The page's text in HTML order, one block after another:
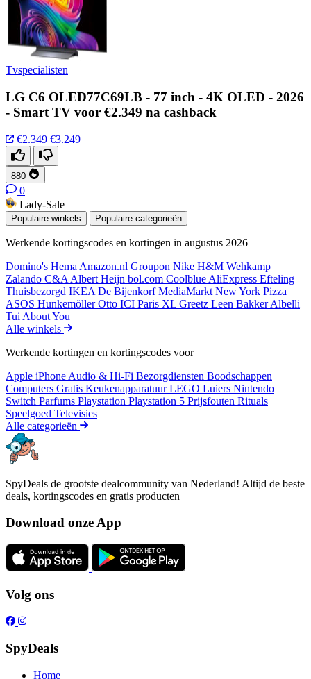
Tvspecialisten
LG C6 OLED77C69LB - 77 inch - 4K OLED - 2026
- Smart TV voor €2.349 na cashback
€2.349 €3.249
880
0
Lady-Sale
Populaire winkels Populaire categorieën
Werkende kortingscodes en kortingen in augustus 2026
Domino's Hema Amazon.nl Groupon Nike H&M Wehkamp
Zalando C&A Albert Heijn bol.com Coolblue AliExpress Efteling
Thuisbezorgd IKEA De BijenkorfMediaMarkt New York Pizza
ASOS HunkemöllerOtto ICI Paris XL Greetz Leen BakkerAlbelli
Tui About You
Alle winkels
Werkende kortingen en kortingscodes voor
Apple iPhone Audio & Hi-Fi Bezorgdiensten Boodschappen
Computers Gratis KeukenapparatuurLEGO Luiers Nintendo
Switch Parfums Playstation Playstation 5 Prijsfouten Rituals
Speelgoed Televisies
Alle categorieën
SpyDeals de grootste dealcommunity van Nederland! Altijd de beste
deals, kortingscodes en gratis producten
Download onze App
Volg ons
SpyDeals
Home